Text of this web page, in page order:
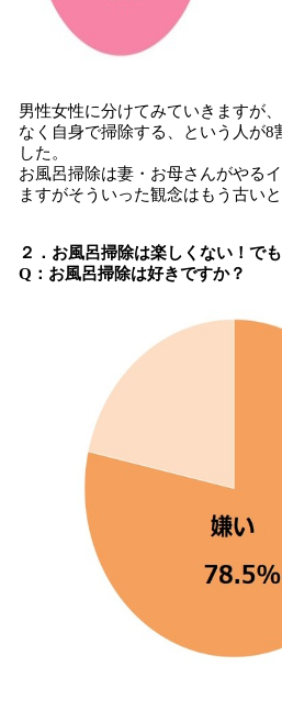
男性女性に分けてみていきますが
なく自身で掃除する、という人が8
した。
お風呂掃除は妻・お母さんがやる
ますがそういった観念はもう古い
２．お風呂掃除は楽しくない！で
Q：お風呂掃除は好きですか？